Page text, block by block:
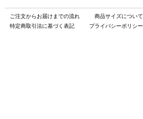
ご注文からお届けまでの流れ
商品サイズについて
特定商取引法に基づく表記
プライバシーポリシー